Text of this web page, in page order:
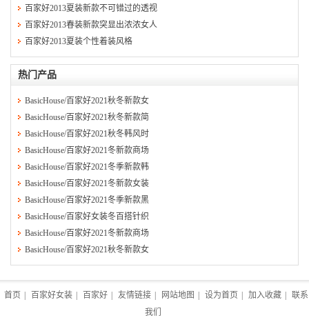
百家好2013夏装新款不可错过的透视
百家好2013春装新款突显出浓浓女人
百家好2013夏装个性着装风格
热门产品
BasicHouse/百家好2021秋冬新款女
BasicHouse/百家好2021秋冬新款简
BasicHouse/百家好2021秋冬韩风时
BasicHouse/百家好2021冬新款商场
BasicHouse/百家好2021冬季新款韩
BasicHouse/百家好2021冬新款女装
BasicHouse/百家好2021冬季新款黑
BasicHouse/百家好女装冬百搭针织
BasicHouse/百家好2021冬新款商场
BasicHouse/百家好2021秋冬新款女
首页 百家好女装 百家好 友情链接 网站地图 设为首页 加入收藏
联系
我们